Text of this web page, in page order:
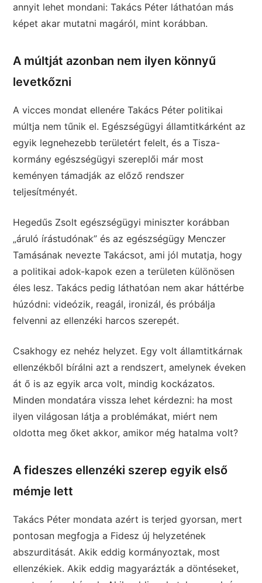
annyit lehet mondani: Takács Péter láthatóan más
képet akar mutatni magáról, mint korábban.
A múltját azonban nem ilyen könnyű
levetkőzni
A vicces mondat ellenére Takács Péter politikai
múltja nem tűnik el. Egészségügyi államtitkárként az
egyik legnehezebb területért felelt, és a Tisza-
kormány egészségügyi szereplői már most
keményen támadják az előző rendszer
teljesítményét.
Hegedűs Zsolt egészségügyi miniszter korábban
„áruló írástudónak” és az egészségügy Menczer
Tamásának nevezte Takácsot, ami jól mutatja, hogy
a politikai adok-kapok ezen a területen különösen
éles lesz. Takács pedig láthatóan nem akar háttérbe
húzódni: videózik, reagál, ironizál, és próbálja
felvenni az ellenzéki harcos szerepét.
Csakhogy ez nehéz helyzet. Egy volt államtitkárnak
ellenzékből bírálni azt a rendszert, amelynek éveken
át ő is az egyik arca volt, mindig kockázatos.
Minden mondatára vissza lehet kérdezni: ha most
ilyen világosan látja a problémákat, miért nem
oldotta meg őket akkor, amikor még hatalma volt?
A fideszes ellenzéki szerep egyik első
mémje lett
Takács Péter mondata azért is terjed gyorsan, mert
pontosan megfogja a Fidesz új helyzetének
abszurditását. Akik eddig kormányoztak, most
ellenzékiek. Akik eddig magyarázták a döntéseket,